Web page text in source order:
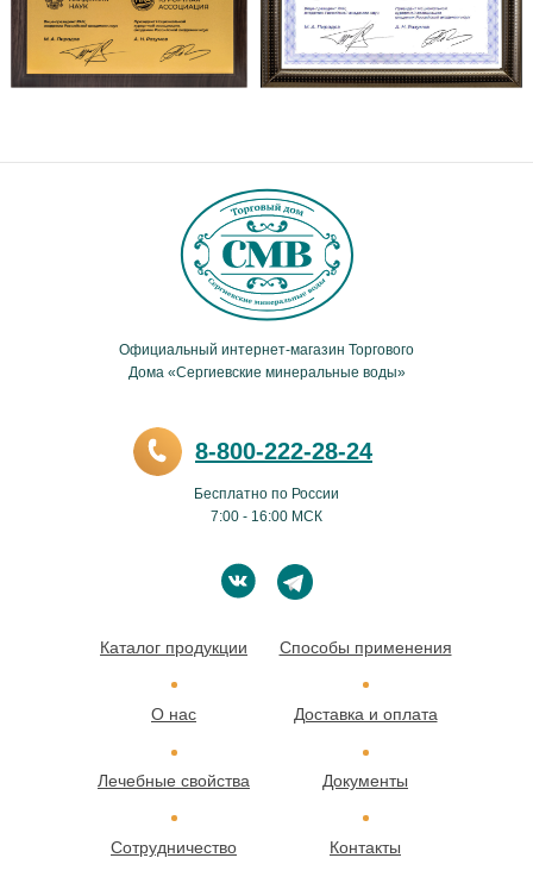
Официальный интернет-магазин Торгового
Дома «Сергиевские минеральные воды»
Каталог продукции
О нас Доставка и оплата
Лечебные свойства Документы
Сотрудничество
Способы применения
Контакты
Бесплатно по России
7:00 - 16:00 МСК
8-800-222-28-24